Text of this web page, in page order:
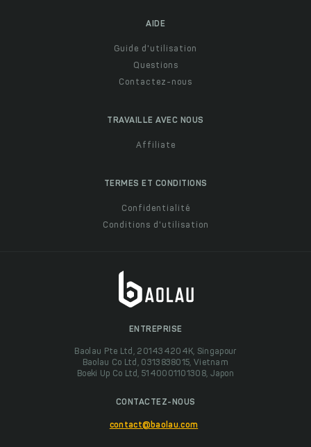
AIDE
Guide d'utilisation
Questions
Contactez-nous
TRAVAILLE AVEC NOUS
Affiliate
TERMES ET CONDITIONS
Confidentialité
Conditions d'utilisation
ENTREPRISE
Baolau Pte Ltd, 201434204K, Singapour
Baolau Co Ltd, 0313838015, Vietnam
Boeki Up Co Ltd, 5140001101308, Japon
CONTACTEZ-NOUS
contact@baolau.com